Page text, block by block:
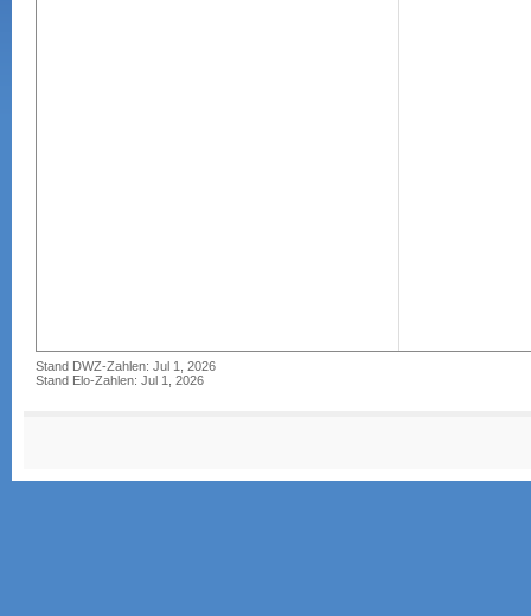
Stand DWZ-Zahlen: Jul 1, 2026
Stand Elo-Zahlen: Jul 1, 2026